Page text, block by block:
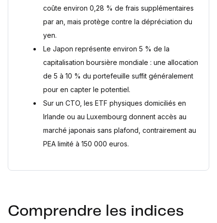
Quelle part de mon portefeuille consacrer aux ETF Japon ?
coûte environ 0,28 % de frais supplémentaires
par an, mais protège contre la dépréciation du
yen.
Le Japon représente environ 5 % de la
capitalisation boursière mondiale : une allocation
de 5 à 10 % du portefeuille suffit généralement
pour en capter le potentiel.
Sur un CTO, les ETF physiques domiciliés en
Irlande ou au Luxembourg donnent accès au
marché japonais sans plafond, contrairement au
PEA limité à 150 000 euros.
Comprendre les indices